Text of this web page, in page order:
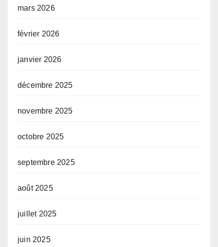
mars 2026
février 2026
janvier 2026
décembre 2025
novembre 2025
octobre 2025
septembre 2025
août 2025
juillet 2025
juin 2025